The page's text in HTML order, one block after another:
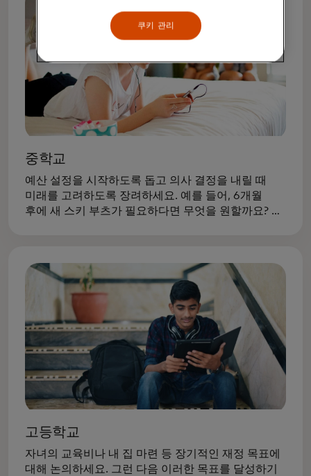
중학교
예산 설정을 시작하도록 돕고 의사 결정을 내릴 때
미래를 고려하도록 장려하세요. 예를 들어, 6개월
후에 새 스키 부츠가 필요하다면 무엇을 원할까요? 더
고등학교
자녀의 교육비나 내 집 마련 등 장기적인 재정 목표에
대해 논의하세요. 그런 다음 이러한 목표를 달성하기
쿠키 관리